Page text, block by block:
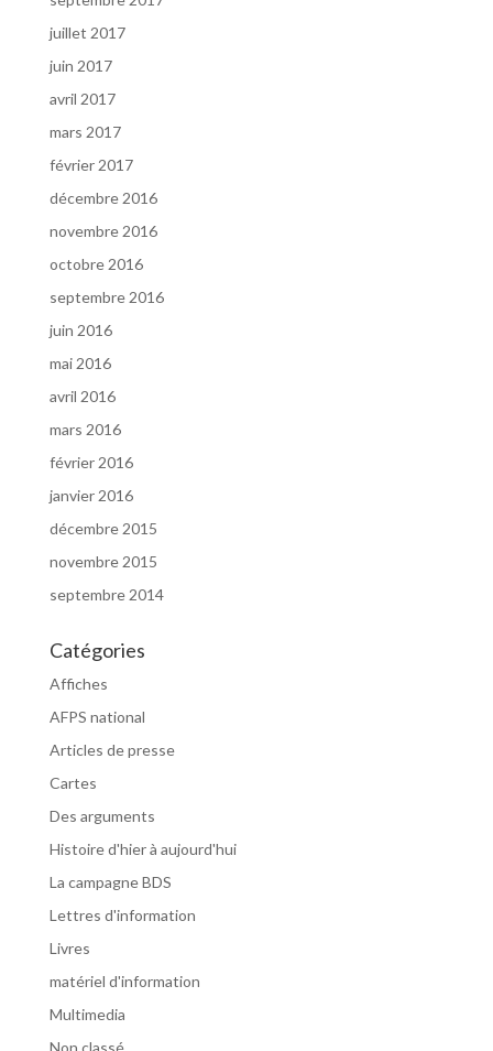
juillet 2017
juin 2017
avril 2017
mars 2017
février 2017
décembre 2016
novembre 2016
octobre 2016
septembre 2016
juin 2016
mai 2016
avril 2016
mars 2016
février 2016
janvier 2016
décembre 2015
novembre 2015
septembre 2014
Catégories
Affiches
AFPS national
Articles de presse
Cartes
Des arguments
Histoire d'hier à aujourd'hui
La campagne BDS
Lettres d'information
Livres
matériel d'information
Multimedia
Non classé